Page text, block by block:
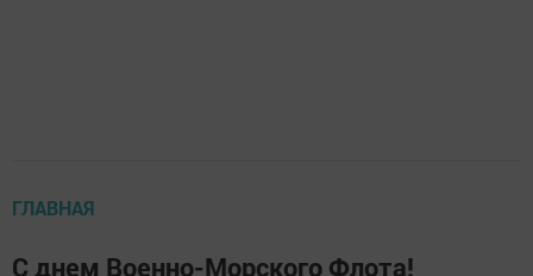
ГЛАВНАЯ
С днем Военно-Морского Флота!